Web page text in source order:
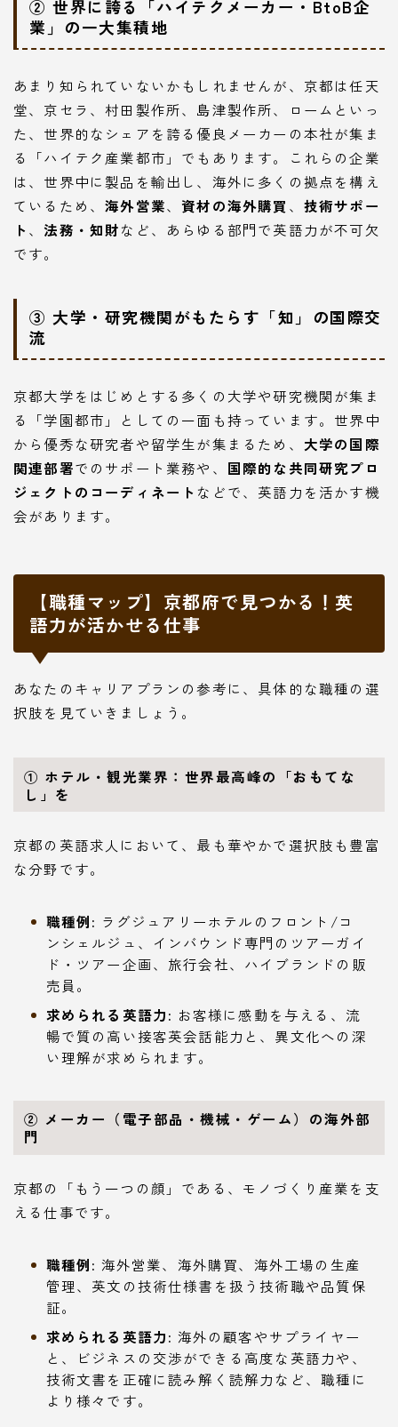
② 世界に誇る「ハイテクメーカー・BtoB企
業」の一大集積地
あまり知られていないかもしれませんが、京都は任天
堂、京セラ、村田製作所、島津製作所、ロームといっ
た、世界的なシェアを誇る優良メーカーの本社が集ま
る「ハイテク産業都市」でもあります。これらの企業
は、世界中に製品を輸出し、海外に多くの拠点を構え
ているため、海外営業、資材の海外購買 、 技術サポー
ト 、法務・知財など、あらゆる部門で英語力が不可欠
です。
③ 大学・研究機関がもたらす「知」の国際交
流
京都大学をはじめとする多くの大学や研究機関が集ま
る「学園都市」としての一面も持っています。世界中
から優秀な研究者や留学生が集まるため、 大学の国際
関連部署でのサポート業務や、 国際的な共同研究プロ
ジェクトのコーディネート などで、英語力を活かす機
会があります。
【職種マップ】京都府で見つかる！英
語力が活かせる仕事
あなたのキャリアプランの参考に、具体的な職種の選
択肢を見ていきましょう。
① ホテル・観光業界：世界最高峰の「おもてな
し」を
京都の英語求人において、最も華やかで選択肢も豊富
な分野です。
職種例: ラグジュアリーホテルのフロント/コ
ンシェルジュ、インバウンド専門のツアーガイ
ド・ツアー企画、旅行会社、ハイブランドの販
売員。
求められる英語力: お客様に感動を与える、流
暢で質の高い接客英会話能力と、異文化への深
い理解が求められます。
② メーカー（電子部品・機械・ゲーム）の海外部
門
京都の「もう一つの顔」である、モノづくり産業を支
える仕事です。
職種例: 海外営業、海外購買、海外工場の生産
管理、英文の技術仕様書を扱う技術職や品質保
証。
求められる英語力: 海外の顧客やサプライヤー
と、ビジネスの交渉ができる高度な英語力や、
技術文書を正確に読み解く読解力など、職種に
より様々です。